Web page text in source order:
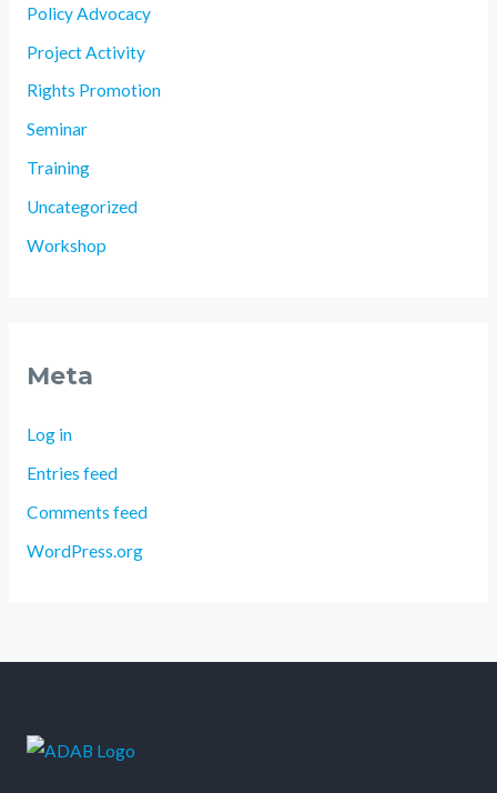
Policy Advocacy
Project Activity
Rights Promotion
Seminar
Training
Uncategorized
Workshop
Meta
Log in
Entries feed
Comments feed
WordPress.org